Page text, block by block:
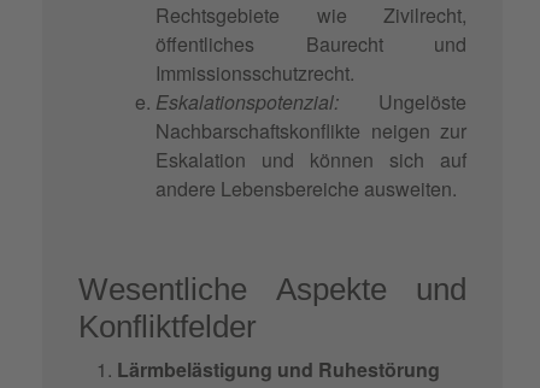
Rechtsgebiete wie Zivilrecht,
öffentliches Baurecht und
Immissionsschutzrecht.
Eskalationspotenzial: Ungelöste
Nachbarschaftskonflikte neigen zur
Eskalation und können sich auf
andere Lebensbereiche ausweiten.
Wesentliche Aspekte und
Konfliktfelder
Lärmbelästigung und Ruhestörung